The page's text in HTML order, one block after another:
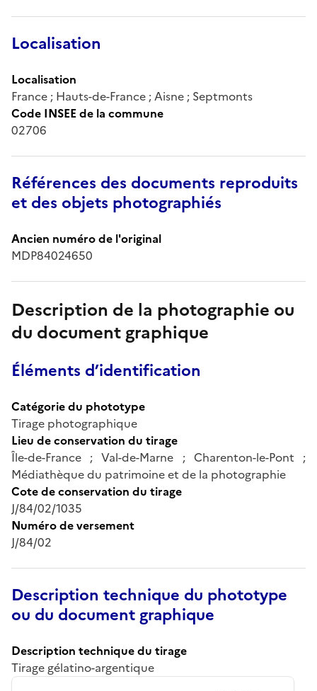
Localisation
Localisation
France ; Hauts-de-France ; Aisne ; Septmonts
Code INSEE de la commune
02706
Références des documents reproduits
et des objets photographiés
Ancien numéro de l'original
MDP84024650
Description de la photographie ou
du document graphique
Éléments d’identification
Catégorie du phototype
Tirage photographique
Lieu de conservation du tirage
Île-de-France ; Val-de-Marne ; Charenton-le-Pont ;
Médiathèque du patrimoine et de la photographie
Cote de conservation du tirage
J/84/02/1035
Numéro de versement
J/84/02
Description technique du phototype
ou du document graphique
Description technique du tirage
Tirage gélatino-argentique